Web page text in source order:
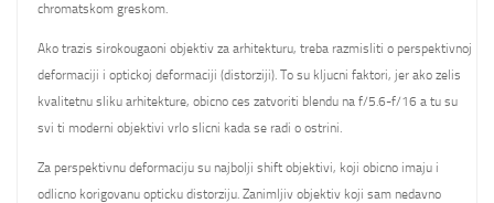
chromatskom greskom.
Ako trazis sirokougaoni objektiv za arhitekturu, treba razmisliti o perspektivnoj
deformaciji i optickoj deformaciji (distorziji). To su kljucni faktori, jer ako zelis
kvalitetnu sliku arhitekture, obicno ces zatvoriti blendu na f/5.6-f/16 a tu su
svi ti moderni objektivi vrlo slicni kada se radi o ostrini.
Za perspektivnu deformaciju su najbolji shift objektivi, koji obicno imaju i
odlicno korigovanu opticku distorziju. Zanimljiv objektiv koji sam nedavno